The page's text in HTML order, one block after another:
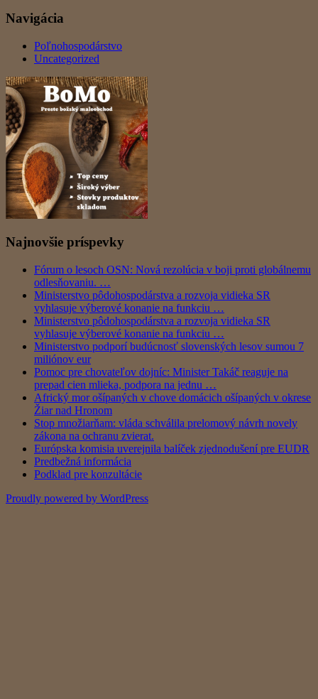
Navigácia
Poľnohospodárstvo
Uncategorized
Najnovšie príspevky
Fórum o lesoch OSN: Nová rezolúcia v boji proti globálnemu
odlesňovaniu. …
Ministerstvo pôdohospodárstva a rozvoja vidieka SR
vyhlasuje výberové konanie na funkciu …
Ministerstvo pôdohospodárstva a rozvoja vidieka SR
vyhlasuje výberové konanie na funkciu …
Ministerstvo podporí budúcnosť slovenských lesov sumou 7
miliónov eur
Pomoc pre chovateľov dojníc: Minister Takáč reaguje na
prepad cien mlieka, podpora na jednu …
Africký mor ošípaných v chove domácich ošípaných v okrese
Žiar nad Hronom
Stop množiarňam: vláda schválila prelomový návrh novely
zákona na ochranu zvierat.
Európska komisia uverejnila balíček zjednodušení pre EUDR
Predbežná informácia
Podklad pre konzultácie
Proudly powered by WordPress